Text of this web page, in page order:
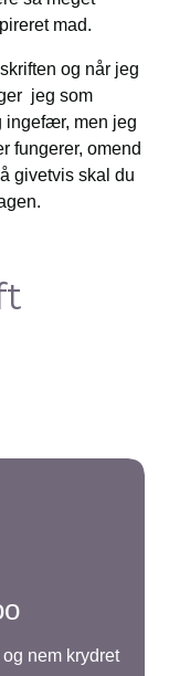
mad.
og når jeg
jeg som
ingefær, men jeg
fungerer, omend
givetvis skal du
nem krydret